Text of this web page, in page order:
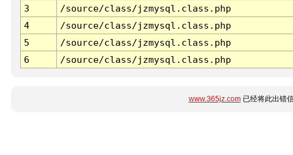
3
/source/class/jzmysql.class.php
4
/source/class/jzmysql.class.php
5
/source/class/jzmysql.class.php
6
/source/class/jzmysql.class.php
www.365jz.com已经将此出错